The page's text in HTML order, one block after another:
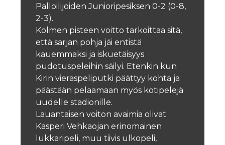
Palloilijoiden Junioripesiksen 0-2 (0-8,
2-3).
Kolmen pisteen voitto tarkoittaa sitä,
että sarjan pohja jäi entistä
kauemmaksi ja iskuetäisyys
pudotuspeleihin säilyi. Etenkin kun
Kirin vieraspeliputki päättyy kohta ja
päästään pelaamaan myös kotipelejä
uudelle stadionille.
Lauantaisen voiton avaimia olivat
Kasperi Vehkaojan erinomainen
lukkaripeli, muu tiivis ulkopeli,